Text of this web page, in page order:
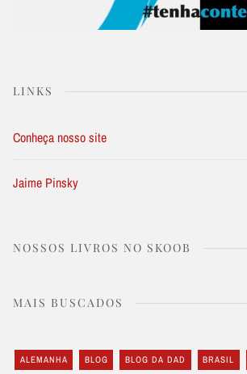
LINKS
Conheça nosso site
Jaime Pinsky
NOSSOS LIVROS NO SKOOB
MAIS BUSCADOS
ALEMANHA BLOG BLOG DA DAD BRASIL